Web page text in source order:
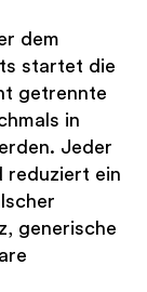
dem
startet die
getrennte
in
Jeder
reduziert ein
generische